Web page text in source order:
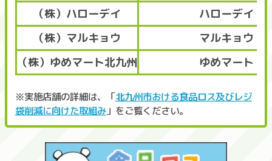
（株）ハローデイ
ハローデイ
（株）マルキョウ
マルキョウ
（株）ゆめマート北九州
ゆめマート
※実施店舗の詳細は、「北九州市おける食品ロス及びレジ
袋削減に向けた取組み」をご覧ください。